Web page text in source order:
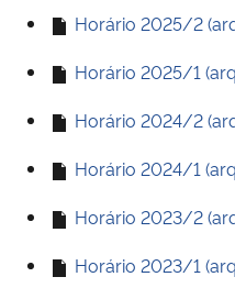
Ministério de Minas e Energia
Ministério da Ciência, Tecnologia,
Horário 2025/2
Horário 2025/1
Horário 2024/2
Horário 2024/1
Horário 2023/2
Horário 2023/1